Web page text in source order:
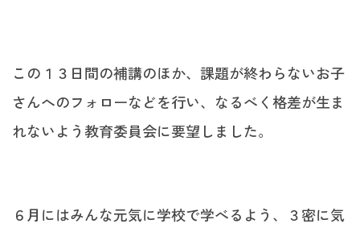
この１３日間の補講のほか、課題が終わらないお子
さんへのフォローなどを行い、なるべく格差が生ま
れないよう教育委員会に要望しました。
６月にはみんな元気に学校で学べるよう、３密に気